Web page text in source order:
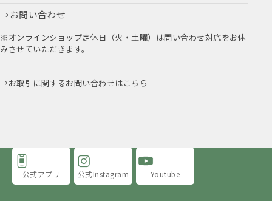
お問い合わせ
※オンラインショップ定休日（火・土曜）は問い合わせ対応をお休
みさせていただきます。
お取引に関するお問い合わせはこちら
公式アプリ 公式Instagram Youtube